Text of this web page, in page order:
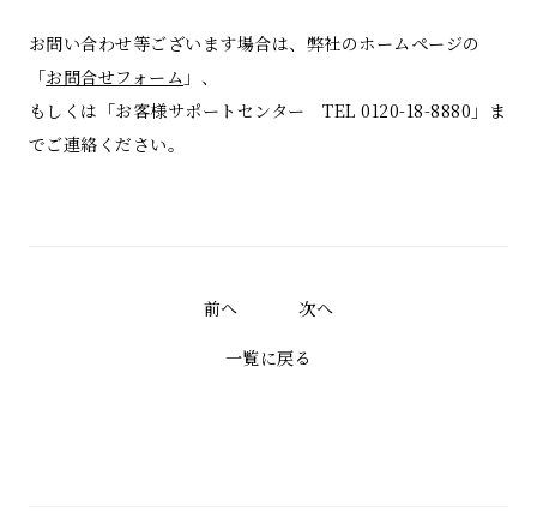
お問い合わせ等ございます場合は、弊社のホームページの
「お問合せフォーム 」、
もしくは「お客様サポートセンター TEL 0120-18-8880」ま
でご連絡ください。
前へ 次へ
一覧に戻る